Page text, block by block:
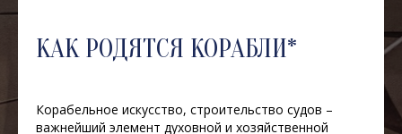
КАК РОДЯТСЯ КОРАБЛИ*
Корабельное искусство, строительство судов –
важнейший элемент духовной и хозяйственной